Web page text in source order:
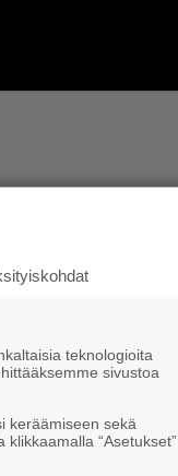
teknologioita
sivustoa
keräämiseen sekä
“Asetukset”